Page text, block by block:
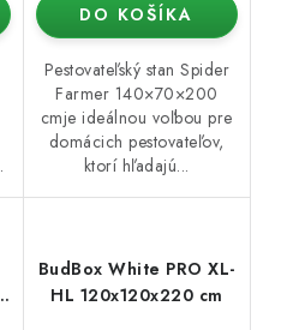
DO KOŠÍKA
Pestovateľský stan Spider
Farmer 140×70×200
cmje ideálnou voľbou pre
domácich pestovateľov,
ktorí hľadajú...
BudBox White PRO XL-
HL 120x120x220 cm